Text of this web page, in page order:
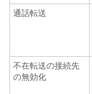
通話転送
不在転送の接続先
の無効化